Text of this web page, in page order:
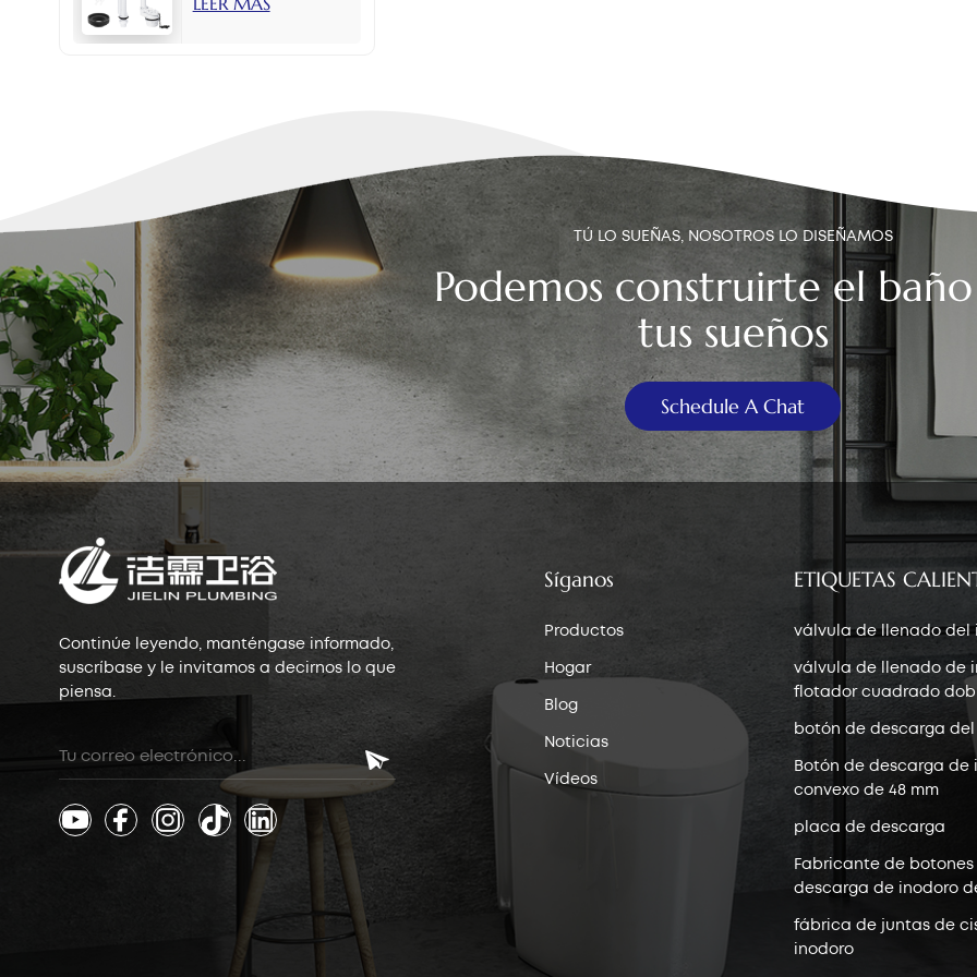
TÚ LO SUEÑAS, NOSOTROS LO DISEÑAMOS
Podemos construirte el
tus sueños
Schedule A Chat
Continúe leyendo, manténgase informado,
suscríbase y le invitamos a decirnos lo que
piensa.
Síganos
Productos
Hogar
Blog
Noticias
Vídeos
ETIQUETAS
válvula de llenado del
válvula de llenado de
flotador cuadrado
botón de descarga del
Botón de descarga de
convexo de 48 mm
placa de descarga
Fabricante de botones
descarga de inodoro
fábrica de juntas de
inodoro